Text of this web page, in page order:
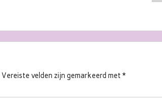
Vereiste velden zijn gemarkeerd met *